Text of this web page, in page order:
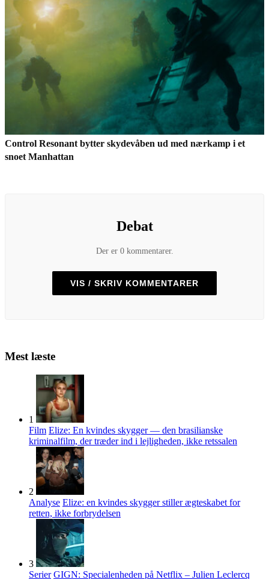
Control Resonant bytter skydevåben ud med nærkamp i et
snoet Manhattan
Debat
Der er 0 kommentarer.
VIS / SKRIV KOMMENTARER
Mest læste
1
Film Elize: En kvindes skygger — den brasilianske
kriminalfilm, der træder ind i lejligheden, ikke retssalen
2
Analyse Elize: en kvindes skygger stiller ægteskabet for
retten, ikke forbrydelsen
3
Serier GIGN: Specialenheden på Netflix – Julien Leclercq